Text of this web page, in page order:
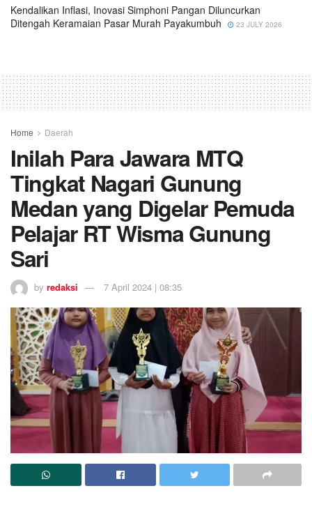
Kendalikan Inflasi, Inovasi Simphoni Pangan Diluncurkan
Ditengah Keramaian Pasar Murah Payakumbuh
23 JULY 2026
Home Daerah
Inilah Para Jawara MTQ
Tingkat Nagari Gunung
Medan yang Digelar Pemuda
Pelajar RT Wisma Gunung
Sari
by redaksi 7 April 2024 | 08:35